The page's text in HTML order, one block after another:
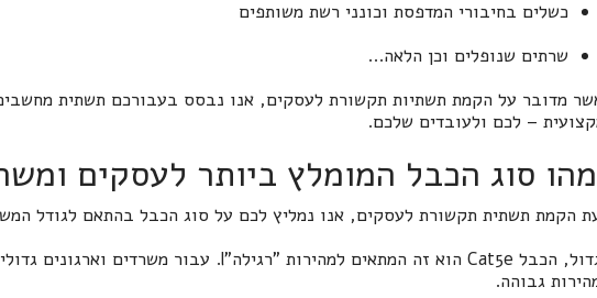
כשלים בחיבורי המדפסת וכונני רשת משותפים
שרתים שנופלים וכן הלאה...
מדובר על הקמת תשתיות תקשורת לעסקים, אנו נבסס בעבורכם תשתית
– לכם ולעובדים שלכם.
סוג הכבל המומלץ ביותר לעסקים
הקמת תשתית תקשורת לעסקים, אנו נמליץ לכם על סוג הכבל בהתאם לגודל
גבוהה.